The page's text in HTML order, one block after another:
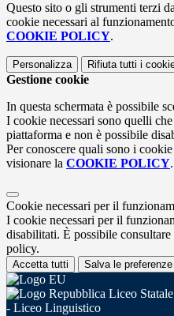
Questo sito o gli strumenti terzi
cookie necessari al
COOKIE POLICY.
Personalizza Rifiuta tutti i
Gestione cookie
In questa schermata è possibile
I cookie necessari sono quelli
piattaforma e non è possibile
Per conoscere quali sono i
visionare la COOKIE POLICY.
Cookie necessari per il
I cookie necessari per il
disabilitati. È possibile
policy.
Accetta tutti Salva le preferenze
Liceo
- Liceo Linguistico